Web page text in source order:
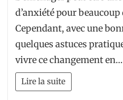
d’anxiété pour beaucoup
Cependant, avec une
quelques astuces
vivre ce changement en…
Lire la suite